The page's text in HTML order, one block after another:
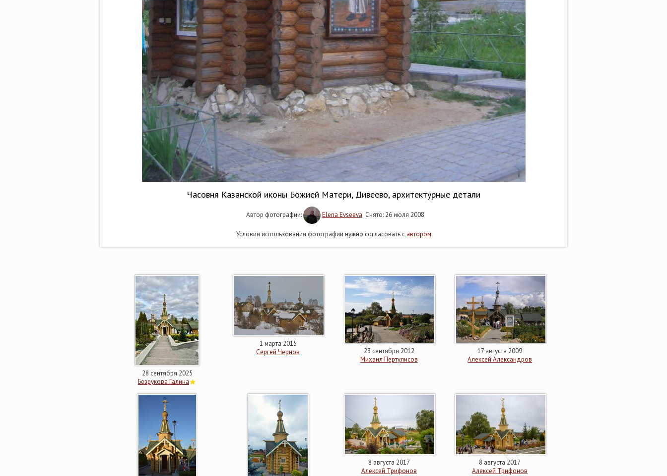
Часовня Казанской иконы Божией Матери, Дивеево, архитектурные детали
Автор фотографии: Elena Evseeva Снято: 26 июля 2008
Условия использования фотографии нужно согласовать с автором
28 сентября 2025
Безрукова Галина
1 марта 2015
Сергей Чернов
23 сентября 2012
Михаил Пертулисов
17 августа 2009
Алексей Александров
8 августа 2017
Алексей Трифонов
8 августа 2017
Алексей Трифонов